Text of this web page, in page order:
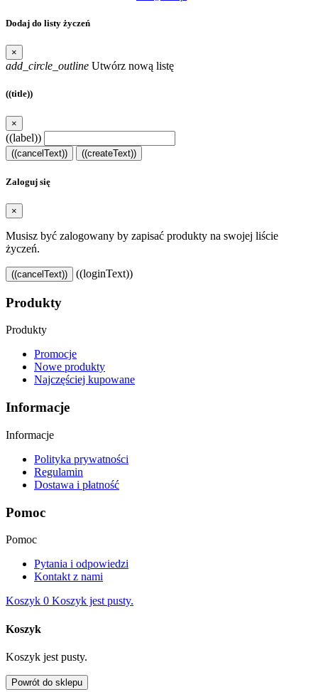
Dodaj do listy życzeń
×
add_circle_outline Utwórz nową listę
((title))
×
((label))
((cancelText)) ((createText))
Zaloguj się
×
Musisz być zalogowany by zapisać produkty na swojej liście
życzeń.
((cancelText)) ((loginText))
Produkty
Produkty
Promocje
Nowe produkty
Najczęściej kupowane
Informacje
Informacje
Polityka prywatności
Regulamin
Dostawa i płatność
Pomoc
Pomoc
Pytania i odpowiedzi
Kontakt z nami
Koszyk 0 Koszyk jest pusty.
Koszyk
Koszyk jest pusty.
Powrót do sklepu